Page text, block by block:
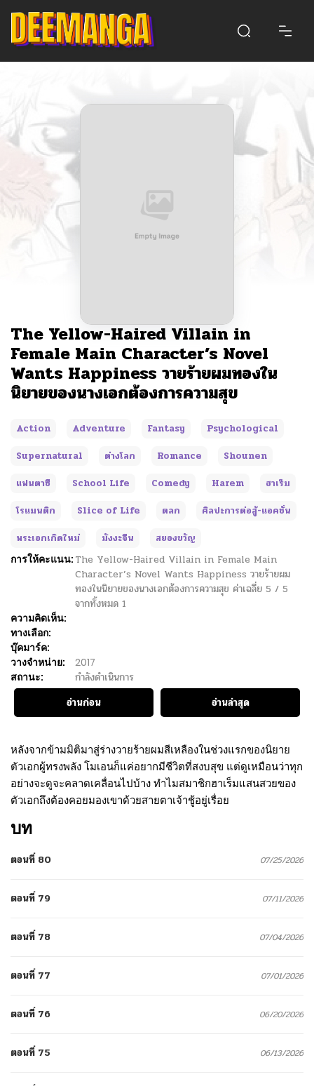
The Yellow-Haired Villain in
Female Main Character’s Novel
Wants Happiness วายร้ายผมทองใน
นิยายของนางเอกต้องการความสุข
Action Adventure Fantasy
Psychological
Supernatural
ต่างโลก Romance
Shounen
แฟนตาซี
School Life Comedy Harem
ฮาเร็ม
โรแมนติก
Slice of Life ตลก
ศิลปะการต่อสู้-แอคชั่น
พระเอกเกิดใหม่
มังงะจีน
สยองขวัญ
การให้คะแนน: The Yellow-Haired Villain in Female Main
Character’s Novel Wants Happiness วายร้ายผม
ทองในนิยายของนางเอกต้องการความสุข ค่าเฉลี่ย 5 / 5
จากทั้งหมด 1
ความคิดเห็น:
ทางเลือก:
บุ๊คมาร์ค:
วางจำหน่าย:
2017
สถานะ:
กำลังดำเนินการ
อ่านก่อน
อ่านล่าสุด
หลังจากข้ามมิติมาสู่ร่างวายร้ายผมสีเหลืองในช่วงแรกของนิยาย
ตัวเอกผู้ทรงพลัง โมเอนก็แค่อยากมีชีวิตที่สงบสุข แต่ดูเหมือนว่าทุก
อย่างจะดูจะคลาดเคลื่อนไปบ้าง ทำไมสมาชิกฮาเร็มแสนสวยของ
ตัวเอกถึงต้องคอยมองเขาด้วยสายตาเจ้าชู้อยู่เรื่อย
บท
ตอนที่ 80 07/25/2026
ตอนที่ 79 07/11/2026
ตอนที่ 78 07/04/2026
ตอนที่ 77 07/01/2026
ตอนที่ 76 06/20/2026
ตอนที่ 75 06/13/2026